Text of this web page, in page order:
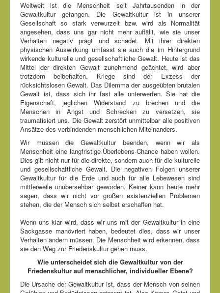
Weltweit ist die Menschheit seit Jahrtausenden in der
Gewaltkultur gefangen. Die Gewaltkultur ist in unserer
Gesellschaft so stark verwurzelt bzw. wird als Normalität
angesehen, dass uns gar nicht mehr auffällt, wie sie unser
Verhalten negativ prägt und schadet. Mit ihrer direkten
physischen Auswirkung umfasst sie auch die im Hintergrund
wirkende kulturelle und gesellschaftliche Gewalt. Heute ist das
Mittel der direkten Gewalt zunehmend geächtet, wird aber
trotzdem beibehalten. Kriege sind der Exzess der
rücksichtslosen Gewalt. Das Dilemma der ausgeübten brutalen
Gewalt ist, dass sich ihr fast alle unterwerfen. Sie hat die
Eigenschaft, jeglichen Widerstand zu brechen und die
Menschen in Angst und Schrecken zu versetzen, sie
traumatisiert uns. Die Gewalt zerstört unmittelbar alle positiven
Ansätze des verbindenden menschlichen Miteinanders.
Wir müssen die Gewaltkultur beenden, wenn wir als
Menschheit eine langfristige Überlebens-Chance haben wollen.
Dies gilt nicht nur für die direkte, sondern auch für die kulturelle
und gesellschaftliche Gewalt. Die negativen Folgen unserer
Gewaltkultur für die Erde und auch für alle Lebewesen sind
mittlerweile unübersehbar geworden. Keiner kann heute mehr
sagen, dass wir nicht vor großen existenziellen Problemen
stehen, die der Mensch sich selbst erschaffen hat.
Wenn uns klar wird, dass wir uns mit der Gewaltkultur in eine
Sackgasse manövriert haben, bedeutet dies, dass wir unser
Verhalten ändern müssen. Die Menschheit wird erkennen, dass
sie den Weg zur Friedenskultur gehen muss.
Wie unterscheidet sich die Gewaltkultur von der
Friedenskultur auf menschlicher, individueller Ebene?
Die Ursache der Gewaltkultur ist, dass der Mensch von seinen